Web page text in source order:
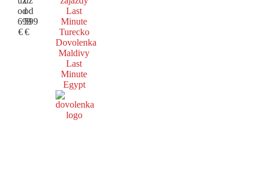
od
699
€
od
599
€
Last
Minute
Turecko
Dovolenka
Maldivy
Last
Minute
Egypt